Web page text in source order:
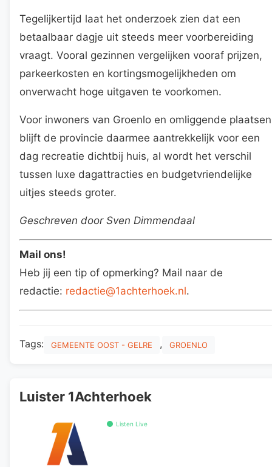
Tegelijkertijd laat het onderzoek zien dat een
betaalbaar dagje uit steeds meer voorbereiding
vraagt. Vooral gezinnen vergelijken vooraf prijzen,
parkeerkosten en kortingsmogelijkheden om
onverwacht hoge uitgaven te voorkomen.
Voor inwoners van Groenlo en omliggende plaatsen
blijft de provincie daarmee aantrekkelijk voor een
dag recreatie dichtbij huis, al wordt het verschil
tussen luxe dagattracties en budgetvriendelijke
uitjes steeds groter.
Geschreven door Sven Dimmendaal
Mail ons!
Heb jij een tip of opmerking? Mail naar de
redactie: redactie@1achterhoek.nl.
Tags: GEMEENTE OOST - GELRE , GROENLO
Luister 1Achterhoek
Listen Live